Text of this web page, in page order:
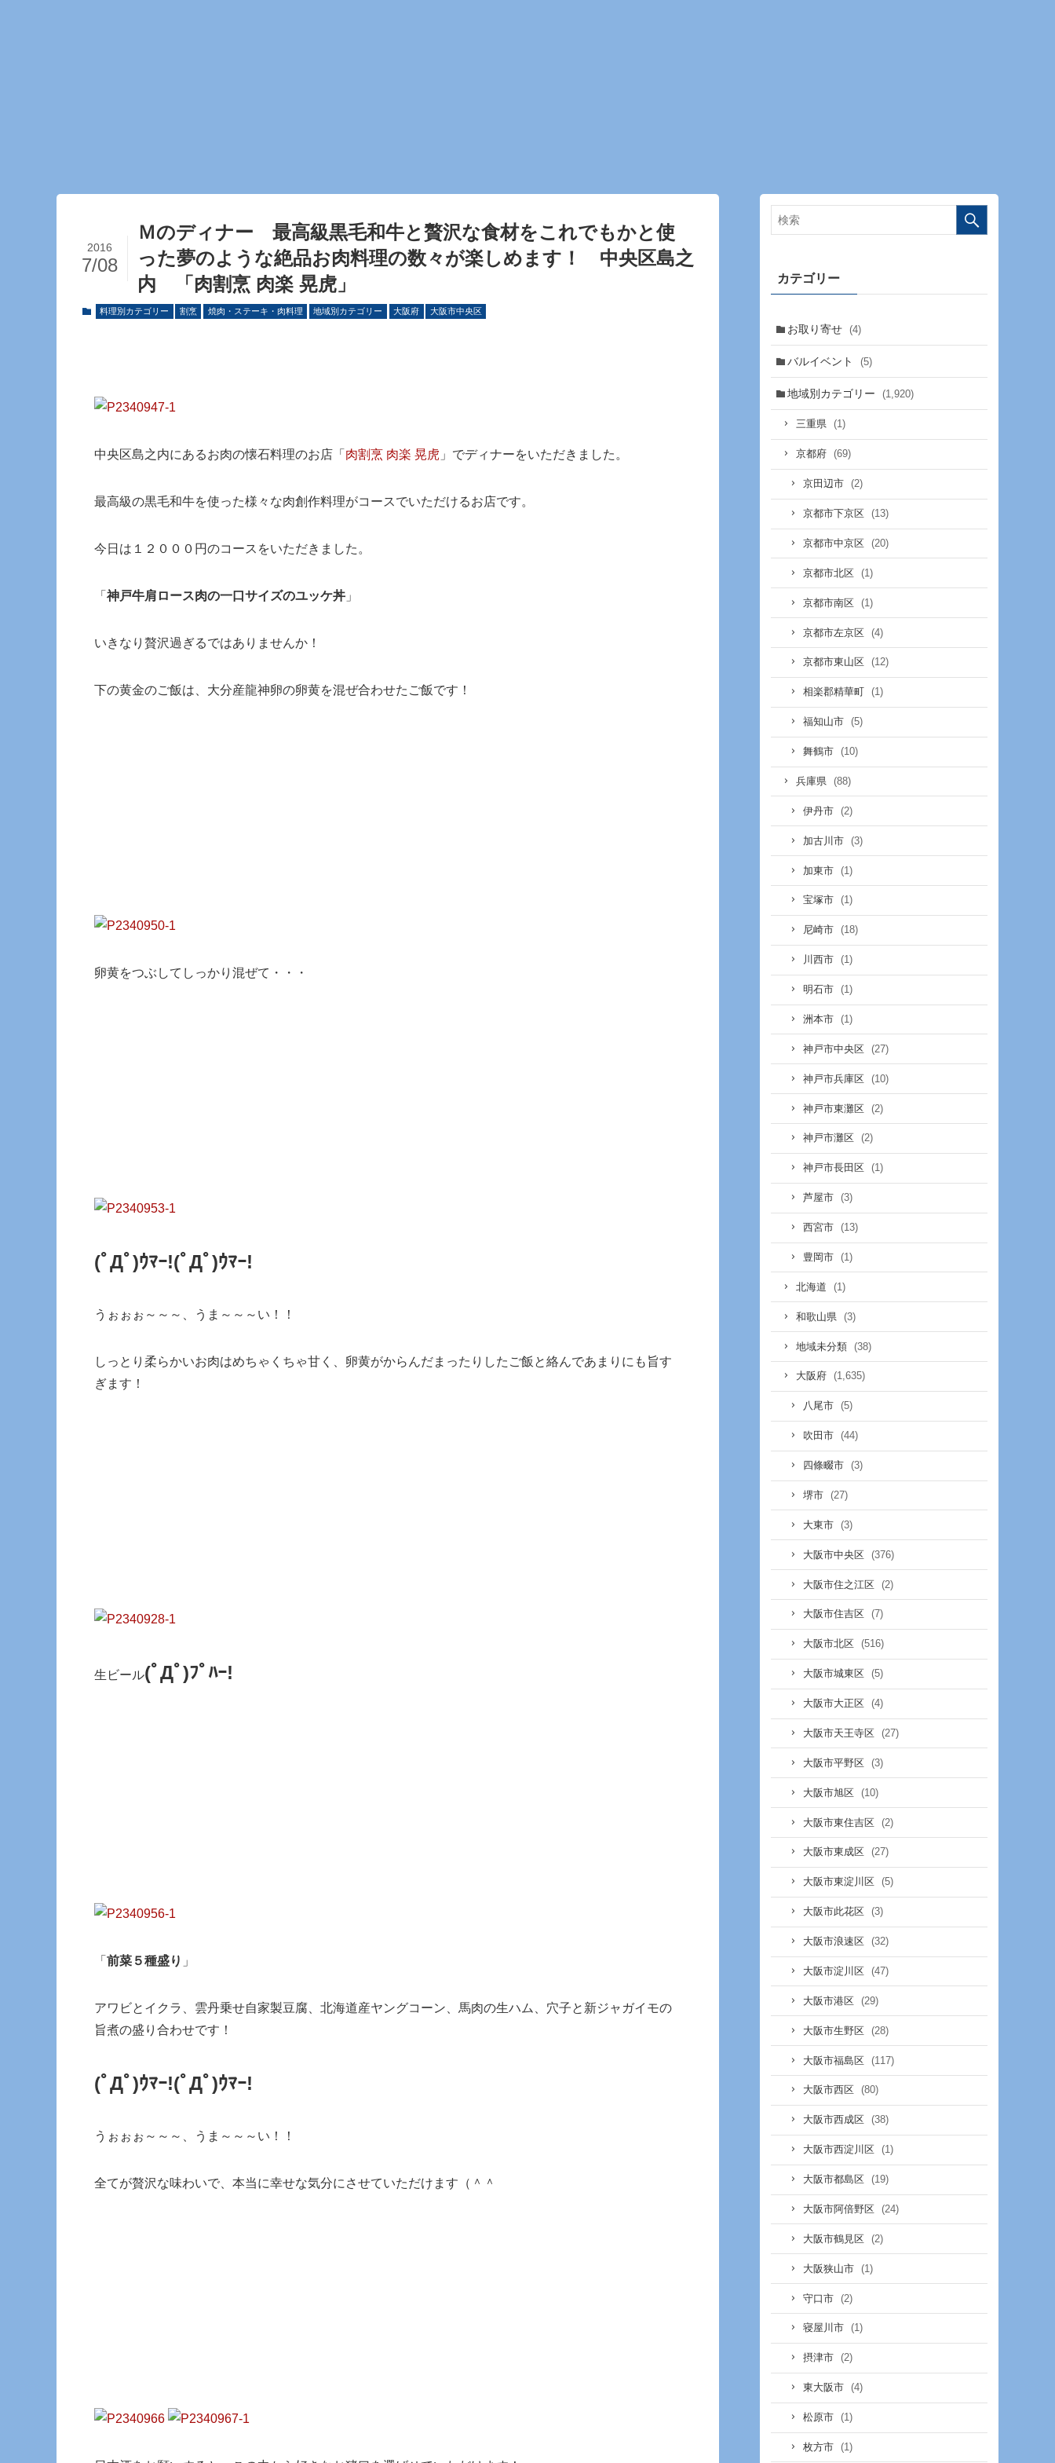
Ｍのディナー 最高級黒毛和牛と贅沢な食材をこれでもかと使
った夢のような絶品お肉料理の数々が楽しめます！ 中央区島之
内 「肉割烹 肉楽 晃虎」
2016
7/08
料理別カテゴリー 割烹 焼肉・ステーキ・肉料理 地域別カテゴリー 大阪府 大阪市中央区
中央区島之内にあるお肉の懐石料理のお店「 肉割烹 肉楽 晃虎 」でディナーをいただきました。
最高級の黒毛和牛を使った様々な肉創作料理がコースでいただけるお店です。
今日は１２０００円のコースをいただきました。
「 神戸牛肩ロース肉の一口サイズのユッケ丼 」
いきなり贅沢過ぎるではありませんか！
下の黄金のご飯は、大分産龍神卵の卵黄を混ぜ合わせたご飯です！
卵黄をつぶしてしっかり混ぜて・・・
(ﾟДﾟ)ｳﾏｰ!(ﾟДﾟ)ｳﾏｰ!
うぉぉぉ～～～、うま～～～い！！
しっとり柔らかいお肉はめちゃくちゃ甘く、卵黄がからんだまったりしたご飯と絡んであまりにも旨す
ぎます！
生ビール(ﾟДﾟ)ﾌﾟﾊｰ!
「 前菜５種盛り 」
アワビとイクラ、雲丹乗せ自家製豆腐、北海道産ヤングコーン、馬肉の生ハム、穴子と新ジャガイモの
旨煮の盛り合わせです！
(ﾟДﾟ)ｳﾏｰ!(ﾟДﾟ)ｳﾏｰ!
うぉぉぉ～～～、うま～～～い！！
全てが贅沢な味わいで、本当に幸せな気分にさせていただけます（＾＾
カテゴリー
お取り寄せ (4)
バルイベント (5)
地域別カテゴリー (1,920)
三重県 (1)
京都府 (69)
京田辺市 (2)
京都市下京区 (13)
京都市中京区 (20)
京都市北区 (1)
京都市南区 (1)
京都市左京区 (4)
京都市東山区 (12)
相楽郡精華町 (1)
福知山市 (5)
舞鶴市 (10)
兵庫県 (88)
伊丹市 (2)
加古川市 (3)
加東市 (1)
宝塚市 (1)
尼崎市 (18)
川西市 (1)
明石市 (1)
洲本市 (1)
神戸市中央区 (27)
神戸市兵庫区 (10)
神戸市東灘区 (2)
神戸市灘区 (2)
神戸市長田区 (1)
芦屋市 (3)
西宮市 (13)
豊岡市 (1)
北海道 (1)
和歌山県 (3)
地域未分類 (38)
大阪府 (1,635)
八尾市 (5)
吹田市 (44)
四條畷市 (3)
堺市 (27)
大東市 (3)
大阪市中央区 (376)
大阪市住之江区 (2)
大阪市住吉区 (7)
大阪市北区 (516)
大阪市城東区 (5)
大阪市大正区 (4)
大阪市天王寺区 (27)
大阪市平野区 (3)
大阪市旭区 (10)
大阪市東住吉区 (2)
大阪市東成区 (27)
大阪市東淀川区 (5)
大阪市此花区 (3)
大阪市浪速区 (32)
大阪市淀川区 (47)
大阪市港区 (29)
大阪市生野区 (28)
大阪市福島区 (117)
大阪市西区 (80)
大阪市西成区 (38)
大阪市西淀川区 (1)
大阪市都島区 (19)
大阪市阿倍野区 (24)
大阪市鶴見区 (2)
大阪狭山市 (1)
守口市 (2)
寝屋川市 (1)
摂津市 (2)
東大阪市 (4)
松原市 (1)
枚方市 (1)